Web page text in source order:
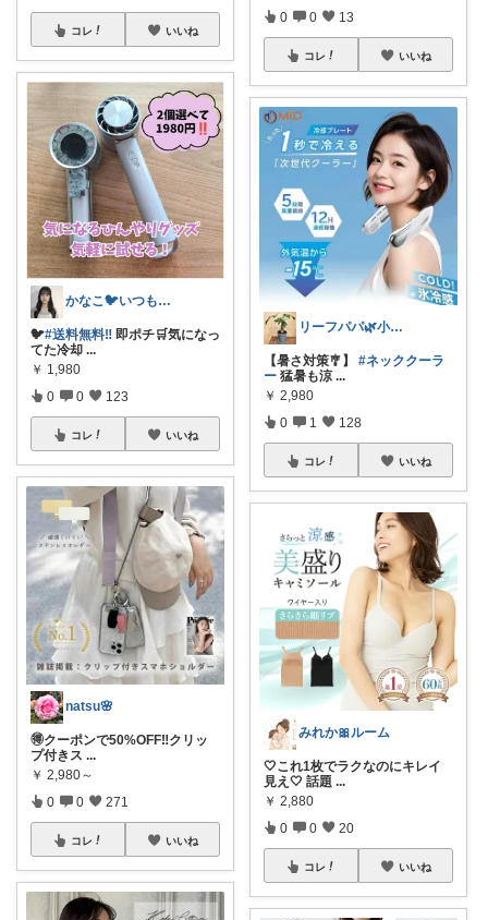
コレ いいね
かなこ🐦️いつもありがとう💖
🐦#送料無料‼️ 即ポチ🛒気になっ
てた冷却 ...
￥ 1,980
0 0 123
コレ いいね
natsu🌸
🉐クーポンで50%OFF‼️クリッ
プ付きス ...
￥ 2,980～
0 0 271
コレ いいね
0 0 13
コレ いいね
リーフパパ🌿小学2年生女の子のパパ
【暑さ対策🎐】 #ネッククーラ
ー 猛暑も涼 ...
￥ 2,980
0 1 128
コレ いいね
みれか🎀ルーム
🤍これ1枚でラクなのにキレイ
見え🤍 話題 ...
￥ 2,880
0 0 20
コレ いいね